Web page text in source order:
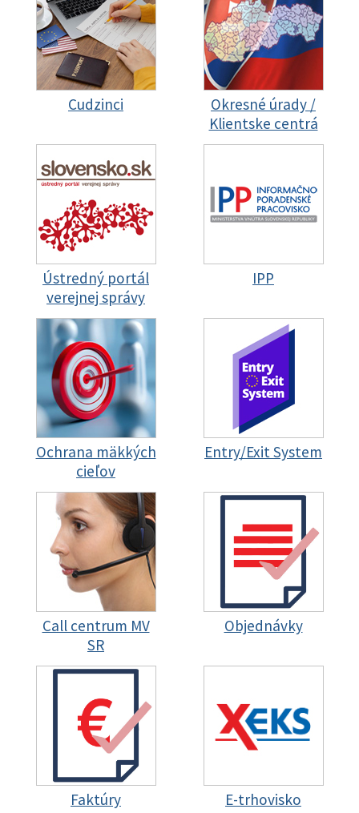
Cudzinci
Okresné úrady /
Klientske centrá
Ústredný portál
verejnej správy
IPP
Ochrana mäkkých
cieľov
Entry/Exit System
Call centrum MV
SR
Objednávky
Faktúry E-trhovisko